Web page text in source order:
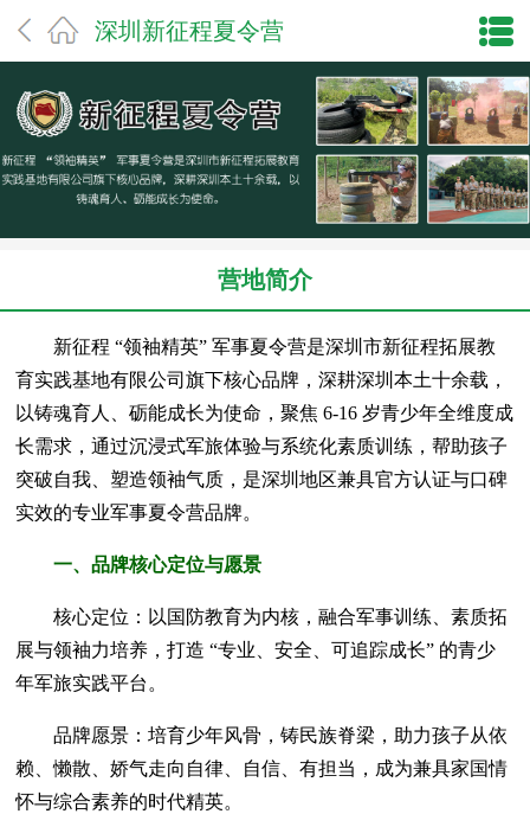
深圳新征程夏令营
营地简介
新征程 “领袖精英” 军事夏令营是深圳市新征程拓展教
育实践基地有限公司旗下核心品牌，深耕深圳本土十余载，
以铸魂育人、砺能成长为使命，聚焦 6-16 岁青少年全维度成
长需求，通过沉浸式军旅体验与系统化素质训练，帮助孩子
突破自我、塑造领袖气质，是深圳地区兼具官方认证与口碑
实效的专业军事夏令营品牌。
一、品牌核心定位与愿景
核心定位：以国防教育为内核，融合军事训练、素质拓
展与领袖力培养，打造 “专业、安全、可追踪成长” 的青少
年军旅实践平台。
品牌愿景：培育少年风骨，铸民族脊梁，助力孩子从依
赖、懒散、娇气走向自律、自信、有担当，成为兼具家国情
怀与综合素养的时代精英。